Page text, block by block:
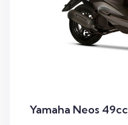
Yamaha Neos 49cc